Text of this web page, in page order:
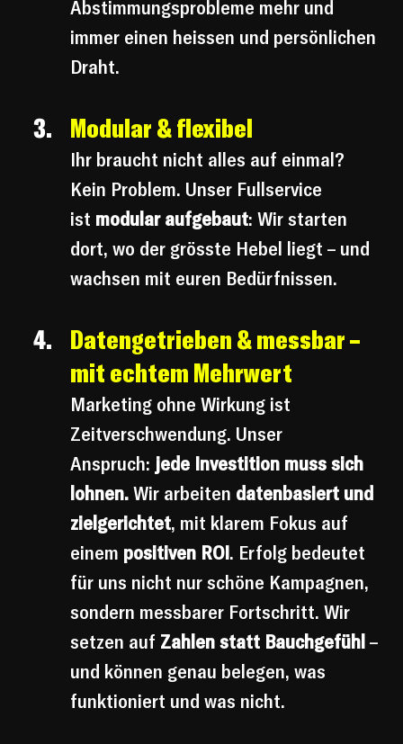
Abstimmungsprobleme mehr und
immer einen heissen und persönlichen
Draht.
Modular & flexibel
Ihr braucht nicht alles auf einmal?
Kein Problem. Unser Fullservice
ist modular aufgebaut: Wir starten
dort, wo der grösste Hebel liegt – und
wachsen mit euren Bedürfnissen.
Datengetrieben & messbar –
mit echtem Mehrwert
Marketing ohne Wirkung ist
Zeitverschwendung. Unser
Anspruch: jede Investition muss sich
lohnen. Wir arbeiten datenbasiert und
zielgerichtet, mit klarem Fokus auf
einem positiven ROI. Erfolg bedeutet
für uns nicht nur schöne Kampagnen,
sondern messbarer Fortschritt. Wir
setzen auf Zahlen statt Bauchgefühl –
und können genau belegen, was
funktioniert und was nicht.